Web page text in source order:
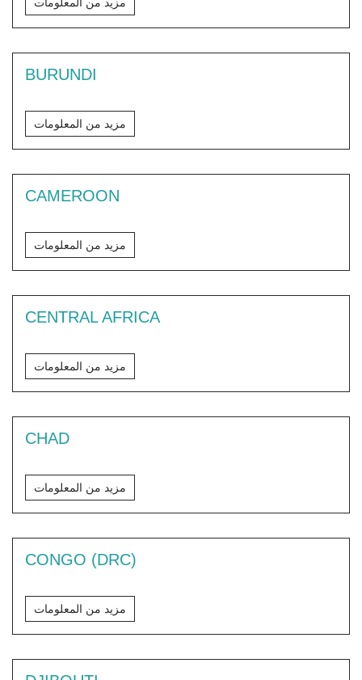
BURUNDI
مزيد من المعلومات
CAMEROON
مزيد من المعلومات
CENTRAL AFRICA
مزيد من المعلومات
CHAD
مزيد من المعلومات
CONGO (DRC)
مزيد من المعلومات